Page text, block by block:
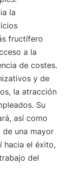
la
fructífero
a la
de costes.
y de
la atracción
Su
así como
una mayor
hacia el éxito,
del